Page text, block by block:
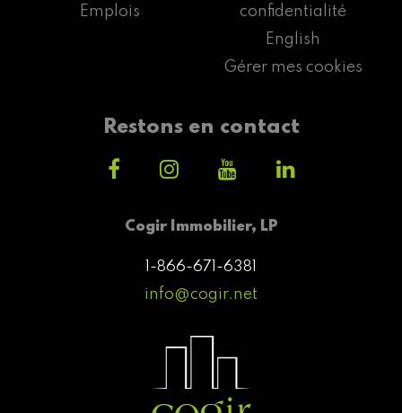
Cogir Immobilier, LP
1-866-671-6381
info@cogir.net
Emplois
confidentialité
English
Gérer mes cookies
Restons en contact